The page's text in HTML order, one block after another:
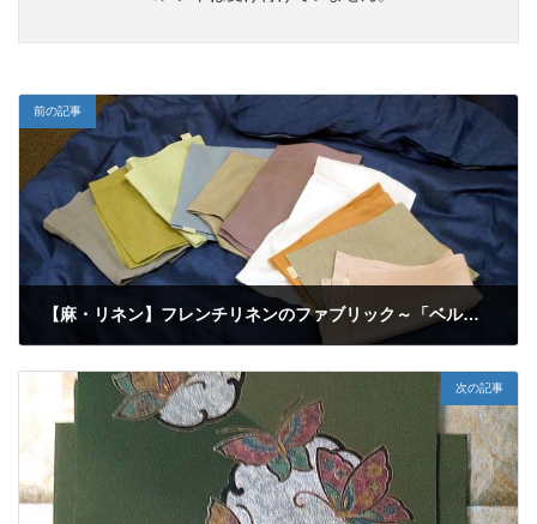
前の記事
【麻・リネン】フレンチリネンのファブリック～「ベルメゾン・ラブザリネン」の麻布が素敵すぎる～♪
次の記事